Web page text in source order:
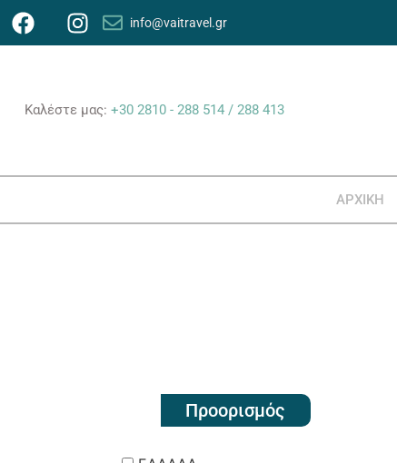
info@vaitravel.gr
Καλέστε μας: +30 2810 - 288 514 / 288 413
ΑΡΧΙΚΗ
Προορισμός